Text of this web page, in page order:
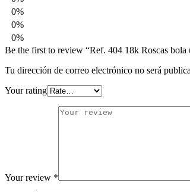
0%
0%
0%
Be the first to review “Ref. 404 18k Roscas bola
Tu dirección de correo electrónico no será
Your rating
Your review *